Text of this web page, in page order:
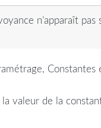
n’apparaît
Constantes
valeur de la